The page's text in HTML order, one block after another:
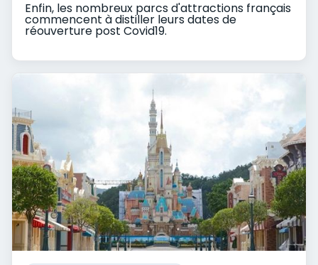
Enfin, les nombreux parcs d'attractions français
commencent à distiller leurs dates de
réouverture post Covid19.